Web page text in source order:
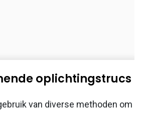
oplichtingstrucs
van diverse methoden om